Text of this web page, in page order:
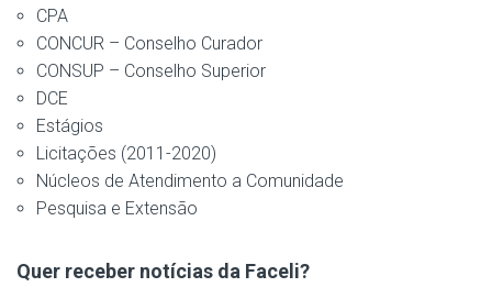
CPA
CONCUR – Conselho Curador
CONSUP – Conselho Superior
DCE
Estágios
Licitações (2011-2020)
Núcleos de Atendimento a Comunidade
Pesquisa e Extensão
Quer receber notícias da Faceli?